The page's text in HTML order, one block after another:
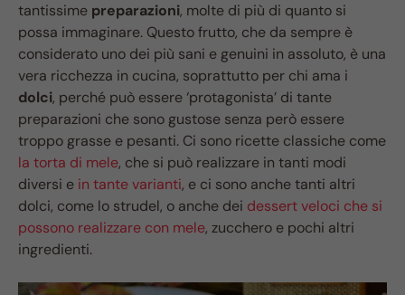
tantissime preparazioni, molte di più di quanto si
possa immaginare. Questo frutto, che da sempre è
considerato uno dei più sani e genuini in assoluto, è una
vera ricchezza in cucina, soprattutto per chi ama i
dolci, perché può essere ‘protagonista’ di tante
preparazioni che sono gustose senza però essere
troppo grasse e pesanti. Ci sono ricette classiche come
la torta di mele, che si può realizzare in tanti modi
diversi e in tante varianti, e ci sono anche tanti altri
dolci, come lo strudel, o anche dei dessert veloci che si
possono realizzare con mele, zucchero e pochi altri
ingredienti.